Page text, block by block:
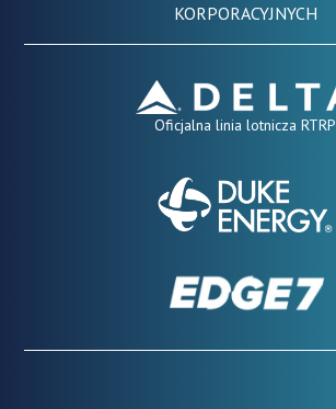
KORPORACYJNYCH
Oficjalna linia lotnicza RTRP